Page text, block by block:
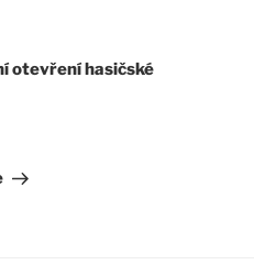
otevření hasičské